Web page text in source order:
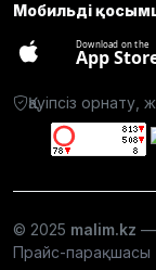
Мобильді
Download on the
App
Қауіпсіз
© 2025 malim.kz —
Прайс-парақшасы